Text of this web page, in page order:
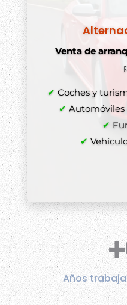
Venta de
✔ Coches y
✔ Automóviles
✔
✔
Años